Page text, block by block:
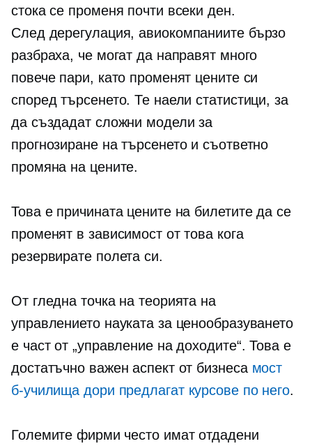
стока се променя почти всеки ден.
След дерегулация, авиокомпаниите бързо
разбраха, че могат да направят много
повече пари, като променят цените си
според търсенето. Те наели статистици, за
да създадат сложни модели за
прогнозиране на търсенето и съответно
промяна на цените.
Това е причината цените на билетите да се
променят в зависимост от това кога
резервирате полета си.
От гледна точка на теорията на
управлението науката за ценообразуването
е част от „управление на доходите“. Това е
достатъчно важен аспект от бизнеса мост
б-училища дори предлагат курсове по него.
Големите фирми често имат отдадени